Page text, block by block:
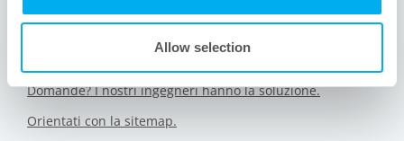
Allow selection
Chi è Meissner? Scoprilo qui.
Domande? I nostri ingegneri hanno la soluzione.
Orientati con la sitemap.